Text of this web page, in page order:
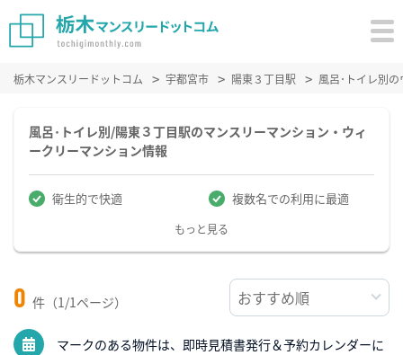
栃木マンスリードットコム 宇都宮市 陽東３丁目駅 風呂･トイレ別
風呂･トイレ別/陽東３丁目駅のマンスリーマンション・ウィ
ークリーマンション情報
衛生的で快適 複数名での利用に最適
もっと見る
0 件（1/1ページ）
マークのある物件は、即時見積書発行＆予約カレンダーに